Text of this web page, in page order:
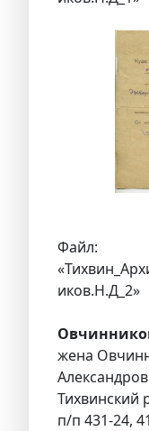
Файл:
иков.Н.Д_2»
жена
Тихвинский
п/п 431-24,